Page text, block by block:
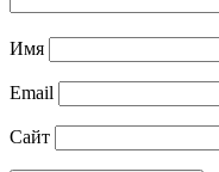
Имя
Email
Сайт